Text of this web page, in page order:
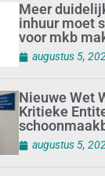
Meer
inhuur moet
voor mkb
augustus 5,
Nieuwe Wet
Kritieke
augustus 5,